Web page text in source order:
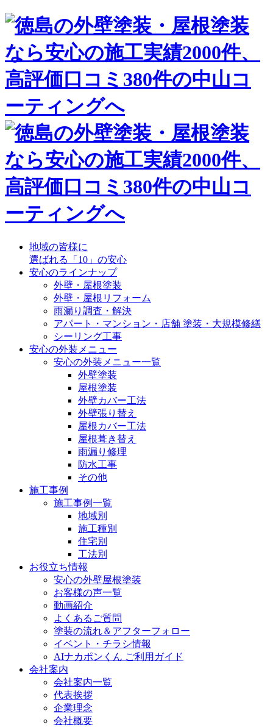
地域の皆様に
選ばれる「10」の安心
安心のラインナップ
外壁・屋根塗装
外壁・屋根リフォーム
雨漏り調査・解決
アパート・マンション・店舗 塗装・大規模修繕
シーリング工事
安心の外装メニュー
安心の外装メニュー一覧
外壁塗装
屋根塗装
外壁カバー工法
外壁張り替え
屋根カバー工法
屋根葺き替え
雨漏り修理
防水工事
その他
施工事例
施工事例一覧
地域別
施工種別
住宅別
工法別
お役立ち情報
安心の外壁屋根塗装
お客様の声一覧
動画紹介
よくあるご質問
塗装の流れ＆アフターフォロー
イベント・チラシ情報
AIナカポンくん ご利用ガイド
会社案内
会社案内一覧
代表挨拶
企業理念
会社概要